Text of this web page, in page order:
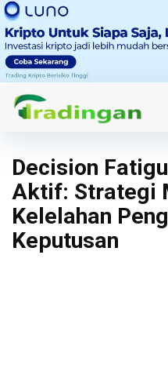
Decision
Aktif: Strategi
Kelelahan
Keputusan